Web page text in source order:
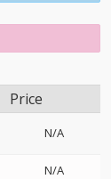
Price
N/A
N/A